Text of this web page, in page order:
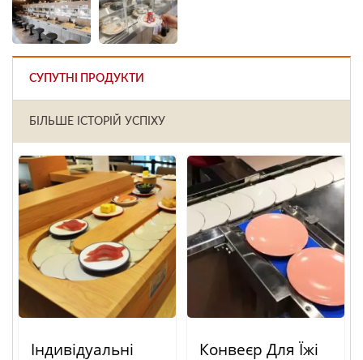
СУПУТНІ ПРОДУКТИ
БІЛЬШЕ ІСТОРІЙ УСПІХУ
Індивідуальні Конвеєр Для Їжі